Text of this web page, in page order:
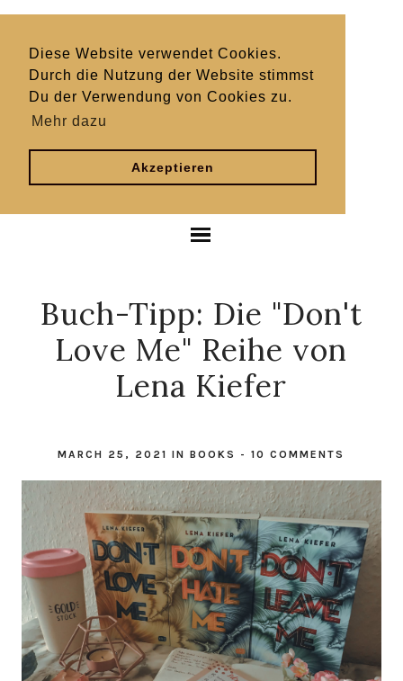
Diese Website verwendet Cookies.
Durch die Nutzung der Website stimmst
Du der Verwendung von Cookies zu.
Mehr dazu
Akzeptieren
Buch-Tipp: Die "Don't
Love Me" Reihe von
Lena Kiefer
MARCH 25, 2021INBOOKS -10 COMMENTS